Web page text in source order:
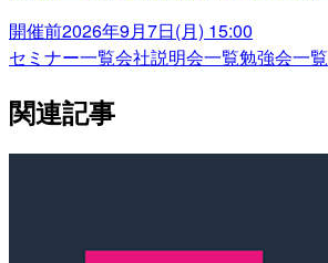
開催前2026年9月7日(月) 15:00
セミナー一覧会社説明会一覧勉強会一覧
関連記事